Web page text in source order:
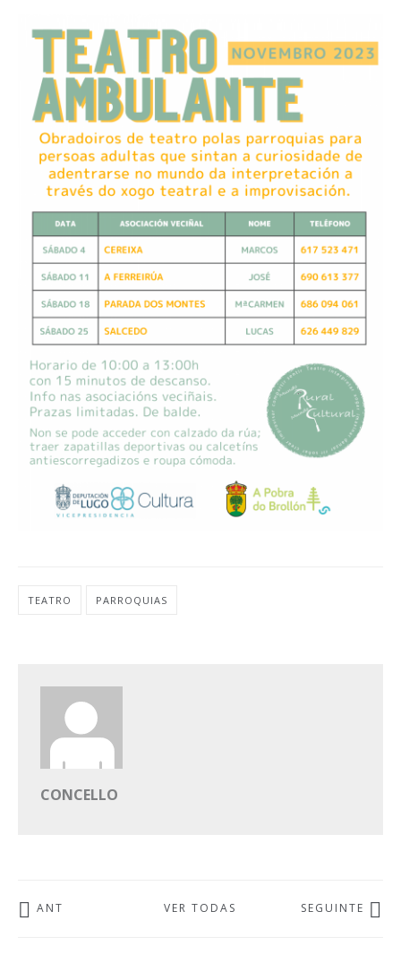
TEATRO PARROQUIAS
CONCELLO
ANT VER TODAS SEGUINTE